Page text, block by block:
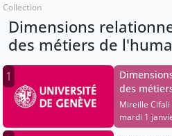
Collection
Dimensions
des métiers de
1
des
Mireille Cifali
mardi 1